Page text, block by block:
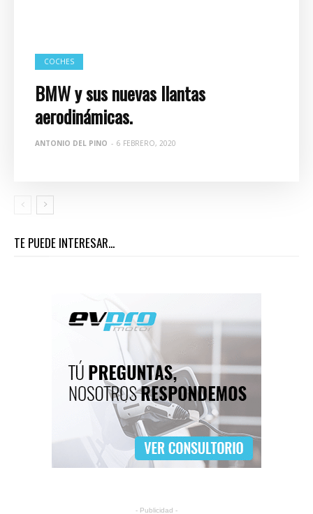
COCHES
BMW y sus nuevas llantas
aerodinámicas.
ANTONIO DEL PINO - 6 FEBRERO, 2020
TE PUEDE INTERESAR...
- Publicidad -